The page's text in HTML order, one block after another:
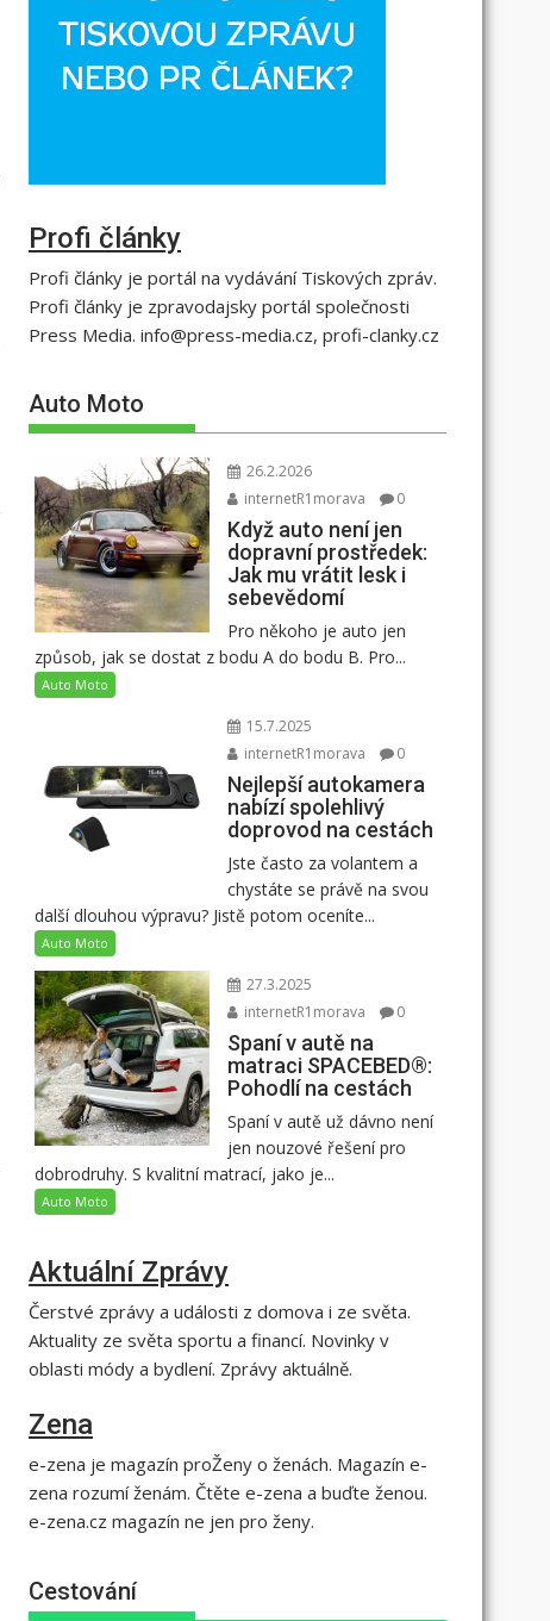
Profi články
Profi články je portál na vydávání Tiskových zpráv.
Profi články je zpravodajsky portál společnosti
Press Media. info@press-media.cz, profi-clanky.cz
Auto Moto
26.2.2026
internetR1morava
0
Když auto není jen
dopravní prostředek:
Jak mu vrátit lesk i
sebevědomí
Pro někoho je auto jen
způsob, jak se dostat z bodu A do bodu B. Pro...
Auto Moto
15.7.2025
internetR1morava
0
Nejlepší autokamera
nabízí spolehlivý
doprovod na cestách
Jste často za volantem a
chystáte se právě na svou
další dlouhou výpravu? Jistě potom oceníte...
Auto Moto
27.3.2025
internetR1morava
0
Spaní v autě na
matraci SPACEBED®:
Pohodlí na cestách
Spaní v autě už dávno není
jen nouzové řešení pro
dobrodruhy. S kvalitní matrací, jako je...
Auto Moto
Aktuální Zprávy
Čerstvé zprávy a události z domova i ze světa.
Aktuality ze světa sportu a financí. Novinky v
oblasti módy a bydlení. Zprávy aktuálně.
Zena
e-zena je magazín proŽeny o ženách. Magazín e-
zena rozumí ženám. Čtěte e-zena a buďte ženou.
e-zena.cz magazín ne jen pro ženy.
Cestování